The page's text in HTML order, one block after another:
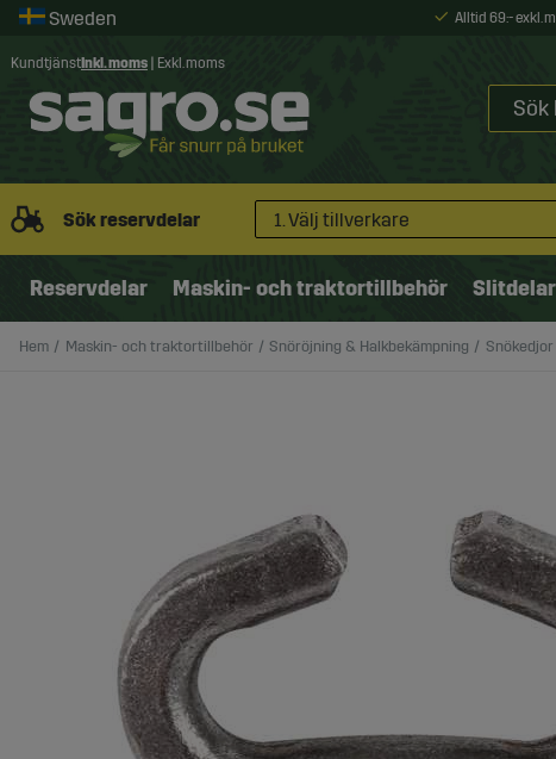
Alltid 69:- exkl.
Kundtjänst Inkl. moms Exkl. moms
Sök reservdelar 1. Välj tillverkare
Reservdelar Maskin- och traktortillbehör Slitdelar
Hem Maskin- och traktortillbehör Snöröjning & Halkbekämpning Snökedjor